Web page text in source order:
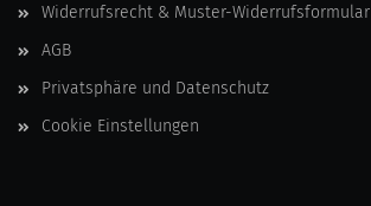
Widerrufsrecht & Muster-Widerrufsformular
AGB
Privatsphäre und Datenschutz
Cookie Einstellungen